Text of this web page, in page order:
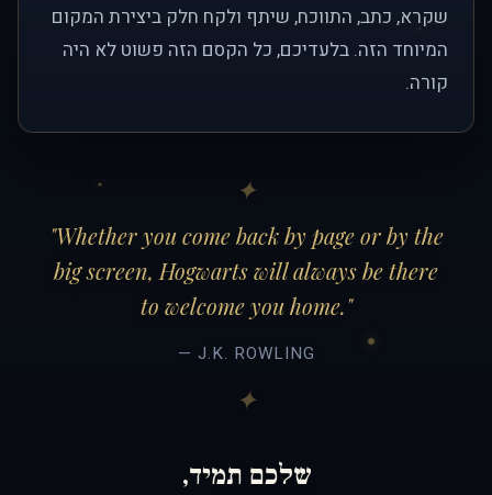
שקרא, כתב, התווכח, שיתף ולקח חלק ביצירת המקום
המיוחד הזה. בלעדיכם, כל הקסם הזה פשוט לא היה
קורה.
"Whether you come back by page or by the
big screen, Hogwarts will always be there
to welcome you home."
— J.K. ROWLING
שלכם תמיד,